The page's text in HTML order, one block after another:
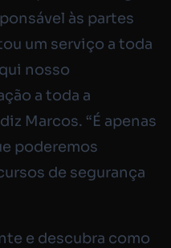
às partes
um serviço a toda
nosso
a toda a
Marcos. “É apenas
poderemos
de segurança
e descubra como